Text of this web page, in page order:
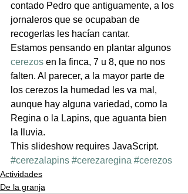
contado Pedro que antiguamente, a los
jornaleros que se ocupaban de
recogerlas les hacían cantar.
Estamos pensando en plantar algunos
cerezos en la finca, 7 u 8, que no nos
falten. Al parecer, a la mayor parte de
los cerezos la humedad les va mal,
aunque hay alguna variedad, como la
Regina o la Lapins, que aguanta bien
la lluvia.
This slideshow requires JavaScript.
#cerezalapins #cerezaregina #cerezos
Actividades
De la granja